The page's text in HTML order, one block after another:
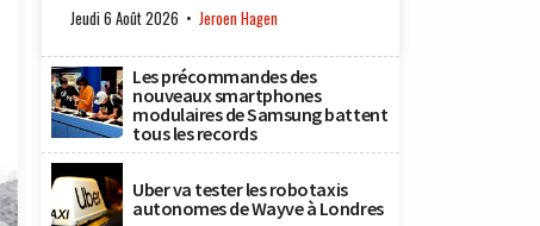
Jeudi 6 Août 2026 Jeroen Hagen
Les précommandes des
nouveaux smartphones
modulaires de Samsung battent
tous les records
Uber va tester les robotaxis
autonomes de Wayve à Londres